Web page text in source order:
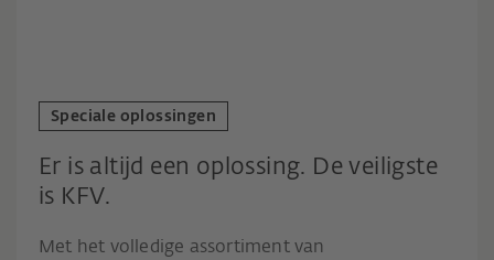
Speciale oplossingen
Er is altijd een oplossing. De veiligste
is KFV.
Met het volledige assortiment van